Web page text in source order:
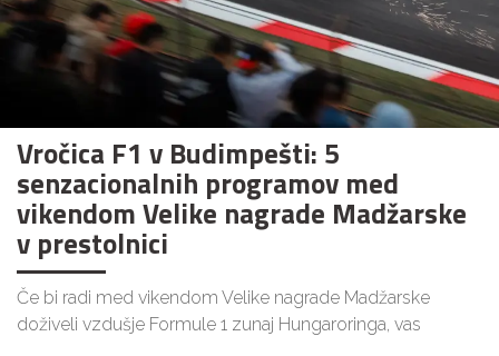
Vročica F1 v Budimpešti: 5
senzacionalnih programov med
vikendom Velike nagrade Madžarske
v prestolnici
Če bi radi med vikendom Velike nagrade Madžarske
doživeli vzdušje Formule 1 zunaj Hungaroringa, vas